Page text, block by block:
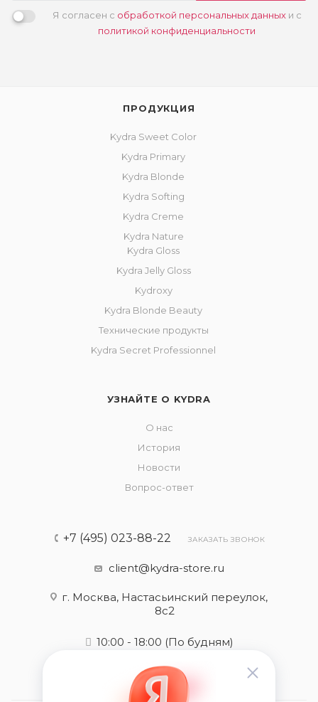
Я согласен с обработкой персональных данныхи с
политикой конфиденциальности
ПРОДУКЦИЯ
Kydra Sweet Color
Kydra Primary
Kydra Blonde
Kydra Softing
Kydra Creme
Kydra Nature
Kydra Gloss
Kydra Jelly Gloss
Kydroxy
Kydra Blonde Beauty
Технические продукты
Kydra Secret Professionnel
УЗНАЙТЕ О KYDRA
О нас
История
Новости
Вопрос-ответ
+7 (495) 023-88-22 ЗАКАЗАТЬ ЗВОНОК
client@kydra-store.ru
г. Москва, Настасьинский переулок,
8с2
10:00 - 18:00 (По будням)